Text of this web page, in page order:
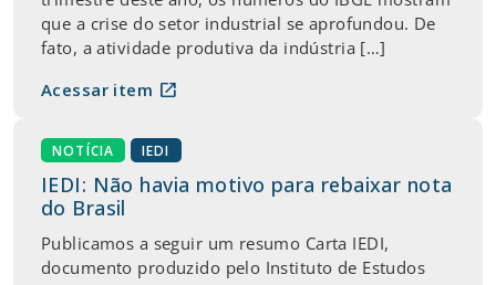
que a crise do setor industrial se aprofundou. De
fato, a atividade produtiva da indústria […]
Acessar item open_in_new
NOTÍCIA IEDI
IEDI: Não havia motivo para rebaixar nota
do Brasil
Publicamos a seguir um resumo Carta IEDI,
documento produzido pelo Instituto de Estudos